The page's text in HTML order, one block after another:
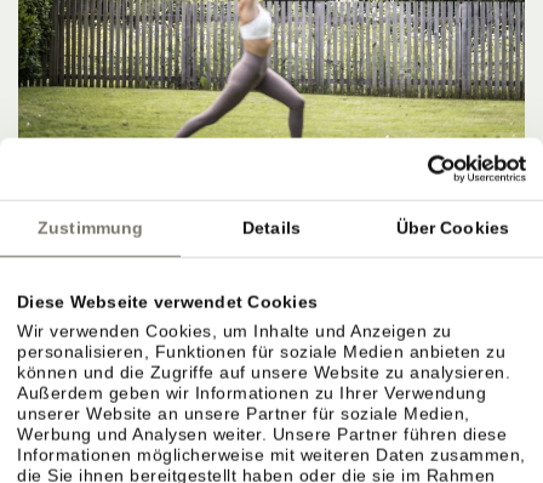
Zustimmung Details Über Cookies
Diese Webseite verwendet Cookies
Wir verwenden Cookies, um Inhalte und Anzeigen zu
personalisieren, Funktionen für soziale Medien anbieten zu
können und die Zugriffe auf unsere Website zu analysieren.
Außerdem geben wir Informationen zu Ihrer Verwendung
unserer Website an unsere Partner für soziale Medien,
Werbung und Analysen weiter. Unsere Partner führen diese
Informationen möglicherweise mit weiteren Daten zusammen,
die Sie ihnen bereitgestellt haben oder die sie im Rahmen